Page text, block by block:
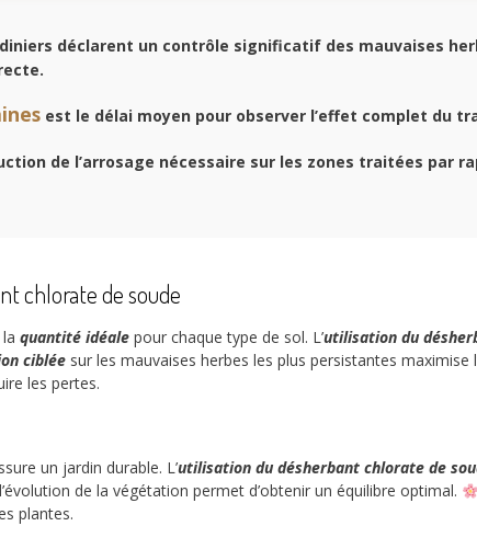
déclarent un contrôle significatif des mauvaises
est le délai moyen pour observer l’effet complet du
de l’arrosage nécessaire sur les zones traitées par
chlorate de soude
quantité idéale pour chaque type de sol. L’utilisation du
ciblée sur les mauvaises herbes les plus persistantes
les pertes.
un jardin durable. L’utilisation du désherbant chlorate de
de la végétation permet d’obtenir un équilibre optimal.
plantes.